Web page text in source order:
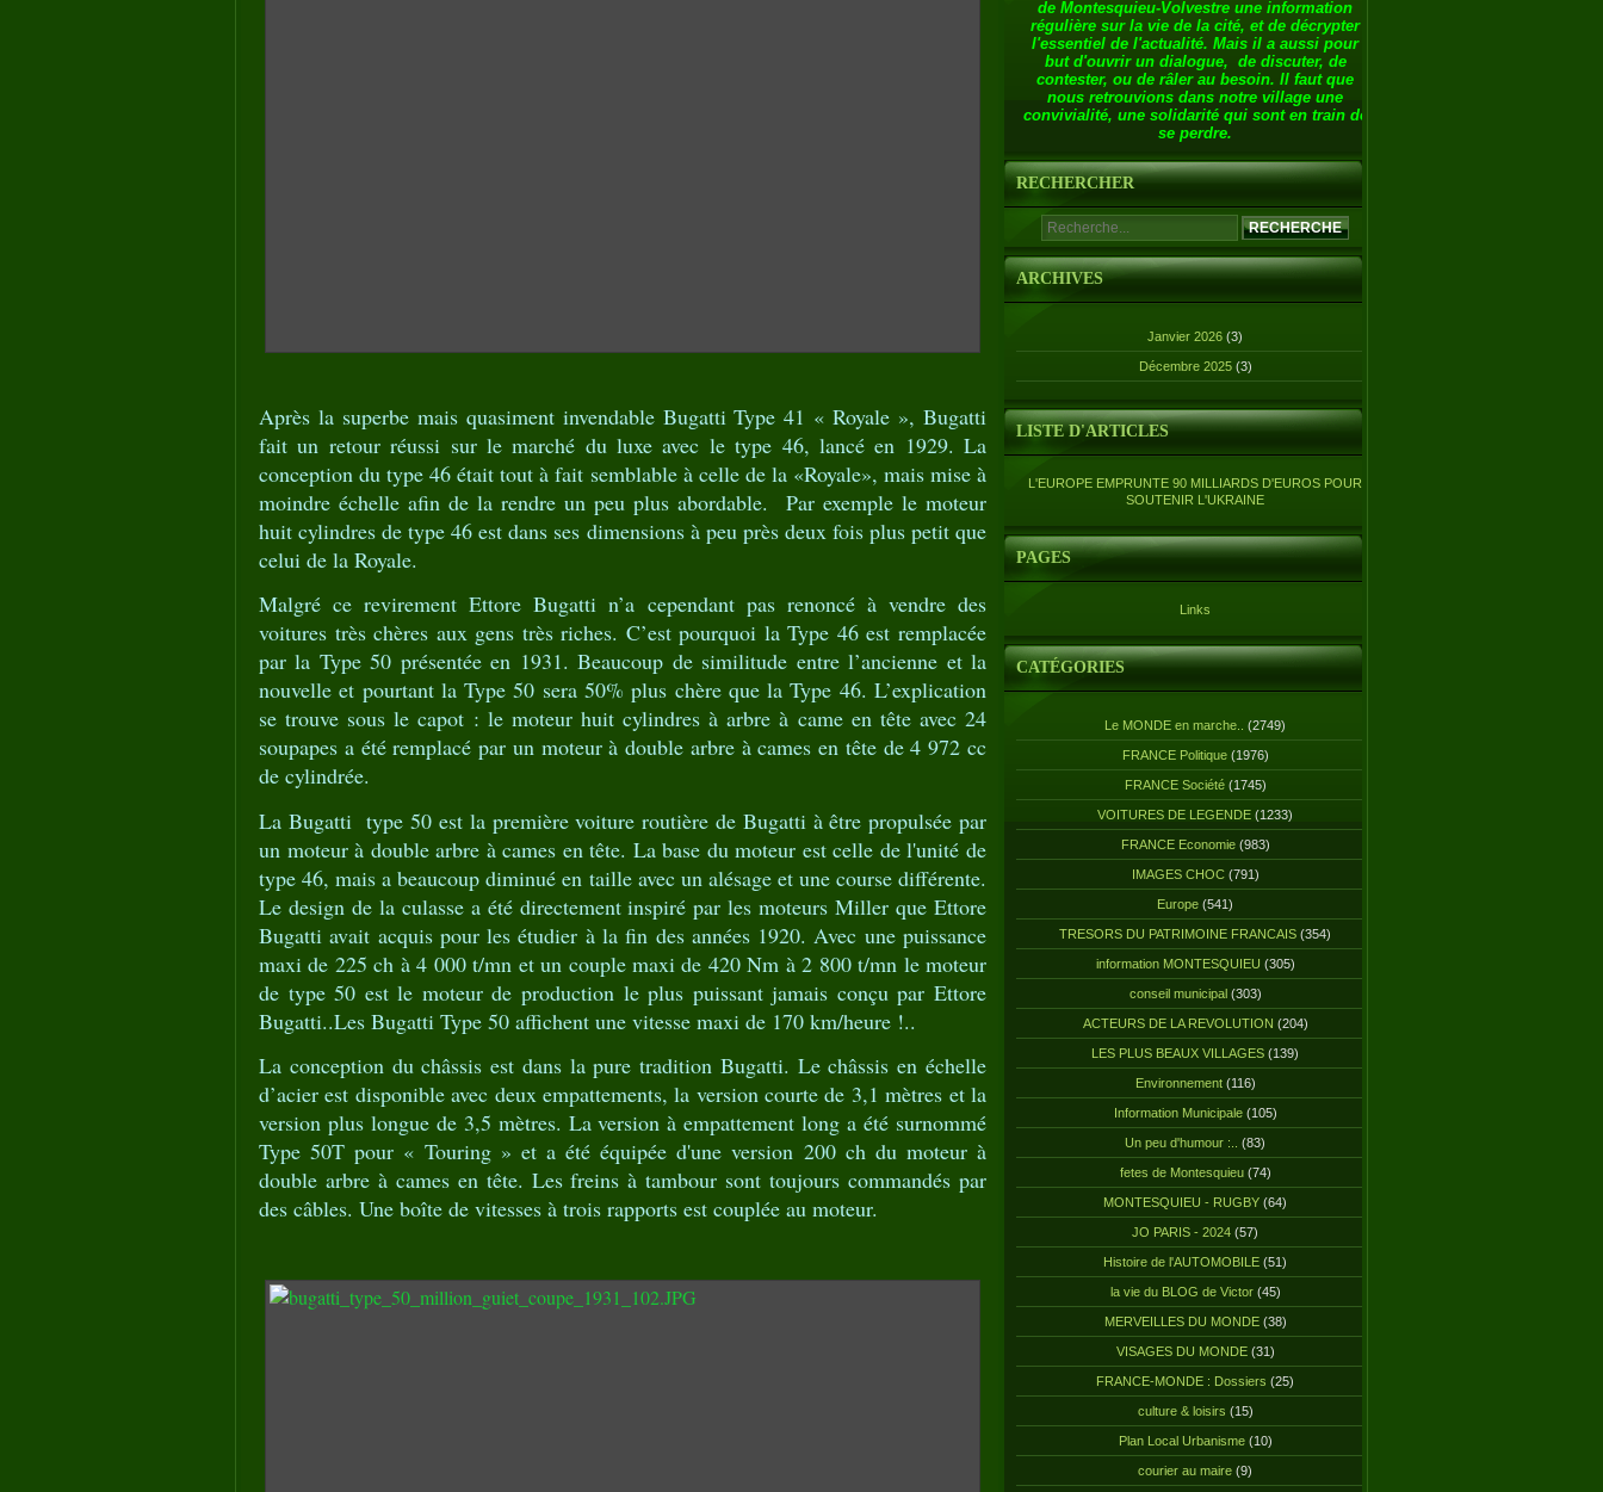
Après la superbe mais quasiment invendable Bugatti Type 41 « Royale », Bugatti
fait un retour réussi sur le marché du luxe avec le type 46, lancé en 1929. La
conception du type 46 était tout à fait semblable à celle de la «Royale», mais mise à
moindre échelle afin de la rendre un peu plus abordable. Par exemple le moteur
huit cylindres de type 46 est dans ses dimensions à peu près deux fois plus petit que
celui de la Royale.
Malgré ce revirement Ettore Bugatti n’a cependant pas renoncé à vendre des
voitures très chères aux gens très riches. C’est pourquoi la Type 46 est remplacée
par la Type 50 présentée en 1931. Beaucoup de similitude entre l’ancienne et la
nouvelle et pourtant la Type 50 sera 50% plus chère que la Type 46. L’explication
se trouve sous le capot : le moteur huit cylindres à arbre à came en tête avec 24
soupapes a été remplacé par un moteur à double arbre à cames en tête de 4 972 cc
de cylindrée.
La Bugatti type 50 est la première voiture routière de Bugatti à être propulsée par
un moteur à double arbre à cames en tête. La base du moteur est celle de l'unité de
type 46, mais a beaucoup diminué en taille avec un alésage et une course différente.
Le design de la culasse a été directement inspiré par les moteurs Miller que Ettore
Bugatti avait acquis pour les étudier à la fin des années 1920. Avec une puissance
maxi de 225 ch à 4 000 t/mn et un couple maxi de 420 Nm à 2 800 t/mn le moteur
de type 50 est le moteur de production le plus puissant jamais conçu par Ettore
Bugatti..Les Bugatti Type 50 affichent une vitesse maxi de 170 km/heure !..
La conception du châssis est dans la pure tradition Bugatti. Le châssis en échelle
d’acier est disponible avec deux empattements, la version courte de 3,1 mètres et la
version plus longue de 3,5 mètres. La version à empattement long a été surnommé
Type 50T pour « Touring » et a été équipée d'une version 200 ch du moteur à
double arbre à cames en tête. Les freins à tambour sont toujours commandés par
des câbles. Une boîte de vitesses à trois rapports est couplée au moteur.
de Montesquieu-Volvestre une information
régulière sur la vie de la cité, et de décrypter
l'essentiel de l'actualité. Mais il a aussi pour
but d'ouvrir un dialogue, de discuter, de
contester, ou de râler au besoin. Il faut que
nous retrouvions dans notre village une
convivialité, une solidarité qui sont en train de
se perdre.
RECHERCHER
ARCHIVES
Janvier 2026 (3)
Décembre 2025 (3)
LISTE D'ARTICLES
L'EUROPE EMPRUNTE 90 MILLIARDS D'EUROS POUR
SOUTENIR L'UKRAINE
PAGES
Links
CATÉGORIES
Le MONDE en marche.. (2749)
FRANCE Politique(1976)
FRANCE Société(1745)
VOITURES DE LEGENDE (1233)
FRANCE Economie(983)
IMAGES CHOC(791)
Europe (541)
TRESORS DU PATRIMOINE FRANCAIS (354)
information MONTESQUIEU (305)
conseil municipal(303)
ACTEURS DE LA REVOLUTION (204)
LES PLUS BEAUX VILLAGES (139)
Environnement(116)
Information Municipale(105)
Un peu d'humour :.. (83)
fetes de Montesquieu(74)
MONTESQUIEU - RUGBY (64)
JO PARIS - 2024 (57)
Histoire de l'AUTOMOBILE (51)
la vie du BLOG de Victor(45)
MERVEILLES DU MONDE(38)
VISAGES DU MONDE(31)
FRANCE-MONDE : Dossiers (25)
culture & loisirs (15)
Plan Local Urbanisme(10)
courier au maire (9)